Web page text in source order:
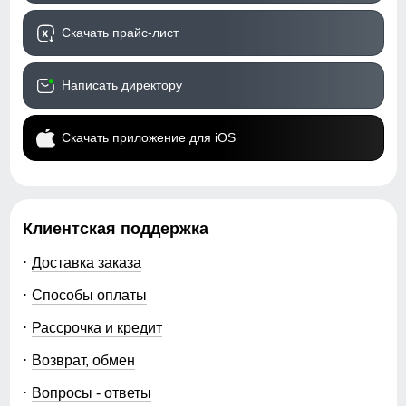
Скачать прайс-лист
Написать директору
Скачать приложение для iOS
Клиентская поддержка
Доставка заказа
Способы оплаты
Рассрочка и кредит
Возврат, обмен
Вопросы - ответы